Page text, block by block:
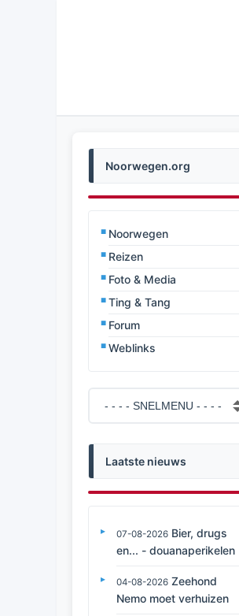
Noorwegen.org
Noorwegen
Reizen
Foto & Media
Ting & Tang
Forum
Weblinks
Laatste nieuws
07-08-2026 Bier, drugs
en... - douanaperikelen
04-08-2026 Zeehond
Nemo moet verhuizen